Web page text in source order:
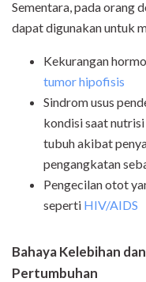
Sementara, pada orang
dapat digunakan untuk
Kekurangan
tumor hipofisis
Sindrom usus
kondisi saat
tubuh akibat
pengangkatan
Pengecilan otot
seperti HIV/AIDS
Bahaya Kelebihan
Pertumbuhan